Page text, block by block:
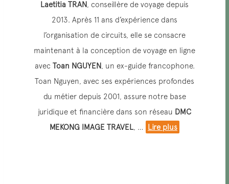
Laetitia TRAN , conseillère de voyage depuis
2013. Après 11 ans d’expérience dans
l’organisation de circuits, elle se consacre
maintenant à la conception de voyage en ligne
avec Toan NGUYEN, un ex-guide francophone.
Toan Nguyen, avec ses expériences profondes
du métier depuis 2001, assure notre base
juridique et financière dans son réseau DMC
MEKONG IMAGE TRAVEL , … Lire plus